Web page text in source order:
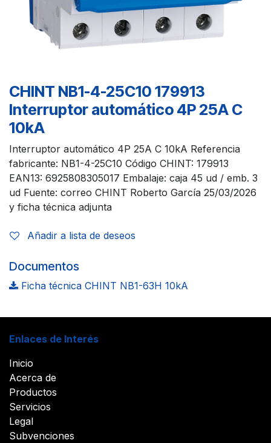
CHINT NB1-4-25C10 179913
Interruptor automático 4P 25A C
10kA
Interruptor automático 4P 25A C 10kA Referencia
fabricante: NB1-4-25C10 Código CHINT: 179913
EAN13: 6925808305017 Embalaje: caja 45 ud / emb. 3
ud Fuente: correo CHINT Roberto García 25/03/2026
y ficha técnica adjunta
Añadir a lista de deseos
Documentos
Ficha técnica CHINT NB1-63H 10kA
Enlaces de Interés
Inicio
Acerca de
Productos
Servicios
Legal
Subvenciones